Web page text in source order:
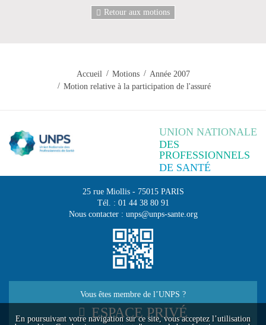
Retour aux motions
Accueil Motions
Année 2007
Motion relative à la participation de l'assuré
UNION NATIONALE
DES
PROFESSIONNELS
DE SANTÉ
25 rue Miollis- 75015 PARIS
Tél. : 01 44 38 80 91
Nous contacter : unps@unps-sante.org
Vous êtes membre de l’UNPS ?
ESPACE PRIVÉ
En poursuivant votre navigation sur ce site, vous acceptez l’utilisation